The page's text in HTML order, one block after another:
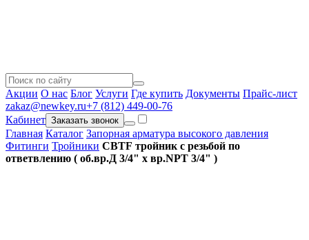
Акции О нас Блог Услуги Где купить Документы Прайс-лист
zakaz@newkey.ru+7 (812) 449-00-76
Кабинет Заказать звонок
Главная Каталог Запорная арматура высокого давления
Фитинги Тройники CBTF тройник с резьбой по
ответвлению ( об.вр.Д 3/4" x вр.NPT 3/4" )